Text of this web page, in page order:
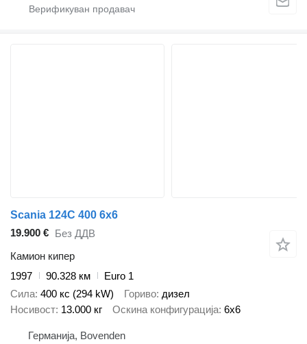
Scania 124C 400 6x6
19.900 € Без ДДВ
Камион кипер
1997
90.328 км
Euro 1
Сила 400 кс (294 kW) Гориво дизел
Носивост 13.000 кг Оскина конфигурација 6x6
Германија, Bovenden